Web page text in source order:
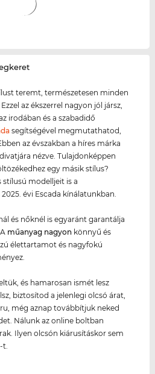
teremt, természetesen minden
az ékszerrel nagyon jól jársz,
irodában és a szabadidő
segítségével megmutathatod,
az évszakban a híres márka
nézve. Tulajdonképpen
egy másik stílus?
stílusú modelljeit is a
évi Escada kínálatunkban.
és nőknél is egyaránt garantálja
műanyag nagyon könnyű és
élettartamot és nagyfokú
és hamarosan ismét lesz
biztosítod a jelenlegi olcsó árat,
még aznap továbbítjuk neked
Nálunk az online boltban
Ilyen olcsón kiárusításkor sem